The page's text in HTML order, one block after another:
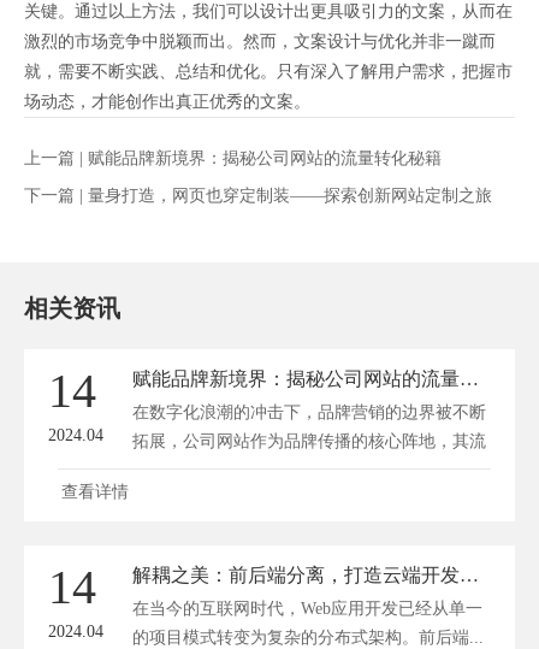
关键。通过以上方法，我们可以设计出更具吸引力的文案，从而在
激烈的市场竞争中脱颖而出。然而，文案设计与优化并非一蹴而
就，需要不断实践、总结和优化。只有深入了解用户需求，把握市
场动态，才能创作出真正优秀的文案。
上一篇 | 赋能品牌新境界：揭秘公司网站的流量转化秘籍
下一篇 | 量身打造，网页也穿定制装——探索创新网站定制之旅
相关资讯
14
2024.04
赋能品牌新境界：揭秘公司网站的流量转化秘籍
在数字化浪潮的冲击下，品牌营销的边界被不断
拓展，公司网站作为品牌传播的核心阵地，其流
量...
查看详情
14
2024.04
解耦之美：前后端分离，打造云端开发新境界
在当今的互联网时代，Web应用开发已经从单一
的项目模式转变为复杂的分布式架构。前后端...